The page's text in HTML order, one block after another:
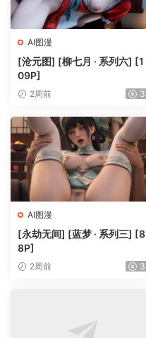
AI图漫
[沧元图] [柳七月 · 系列六] [1
09P]
2周前 3
AI图漫
[永劫无间] [蓝梦 · 系列三] [8
8P]
2周前 3